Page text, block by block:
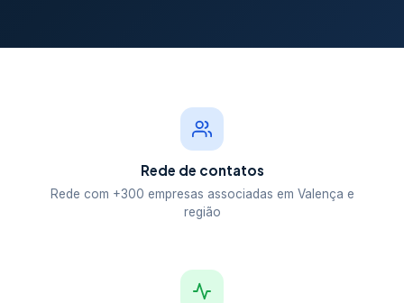
Rede de contatos
Rede com +300 empresas associadas em Valença e
região